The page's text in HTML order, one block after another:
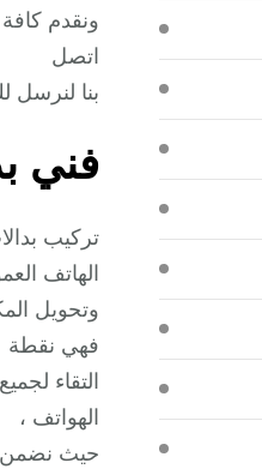
ونقدم
اتصل
بنا لنرسل
فني
تركيب
الهاتف
وتحويل
فهي نقطة
التقاء
الهواتف ،
حيث نضمن